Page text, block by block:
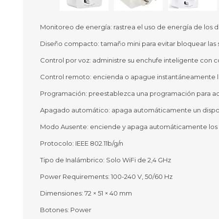
Ofertas
Música
Monitoreo de energía: rastrea el uso de energía de los
Diseño compacto: tamaño mini para evitar bloquear las
Control por voz: administre su enchufe inteligente con
Control remoto: encienda o apague instantáneamente
Programación: preestablezca una programación para
Apagado automático: apaga automáticamente un
Modo Ausente: enciende y apaga automáticamente
Protocolo: IEEE 802.11b/g/n
Tipo de Inalámbrico: Solo WiFi de 2,4 GHz
Power Requirements: 100-240 V, 50/60 Hz
Dimensiones: 72 × 51 × 40 mm
Botones: Power